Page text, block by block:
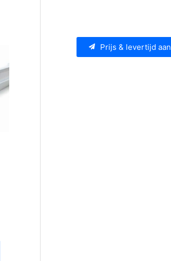
Prijs & levertijd